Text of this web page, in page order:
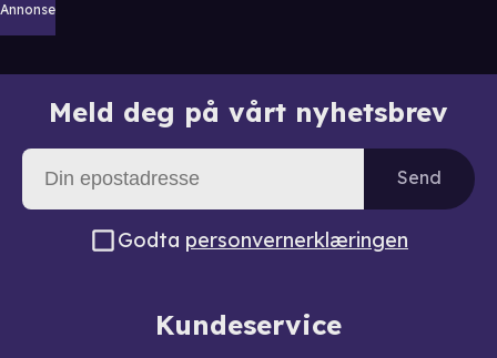
Annonse
Meld deg på vårt nyhetsbrev
Send
Godta personvernerklæringen
Kundeservice